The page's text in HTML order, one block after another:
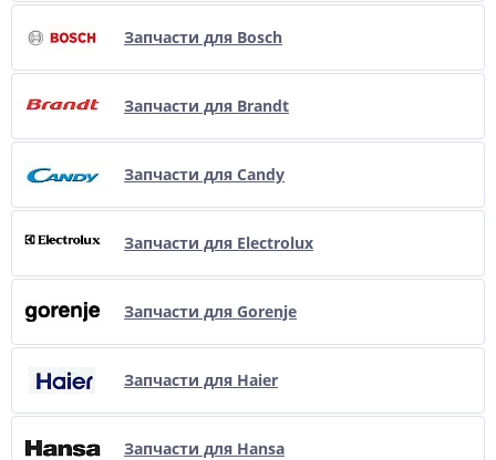
Запчасти для Bosch
Запчасти для Brandt
Запчасти для Candy
Запчасти для Electrolux
Запчасти для Gorenje
Запчасти для Haier
Запчасти для Hansa